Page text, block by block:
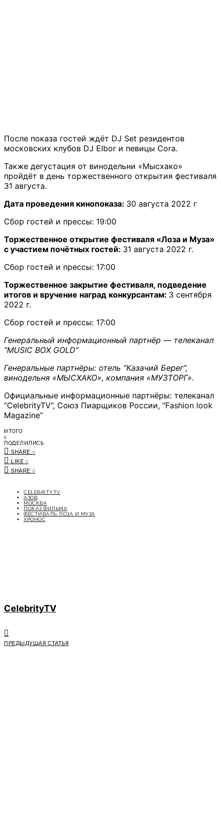
После показа гостей ждёт DJ Set резидентов
московских клубов DJ Elbor и певицы Cora.
Также дегустация от винодельни «Мысхако»
пройдёт в день торжественного открытия фестиваля
31 августа.
Дата проведения кинопоказа: 30 августа 2022 г
Сбор гостей и прессы: 19:00
Торжественное открытие фестиваля «Лоза и Муза»
с участием почётных гостей: 31 августа 2022 г.
Сбор гостей и прессы: 17:00
Торжественное закрытие фестиваля, подведение
итогов и вручение наград конкурсантам: 3 сентября
2022 г.
Сбор гостей и прессы: 17:00
Генеральный информационный партнёр — телеканал
“MUSIC BOX GOLD”
Генеральные партнёры: отель “Казачий Берег”,
винодельня «МЫСХАКО», компания «МУЗТОРГ».
Официальныe информационныe партнёры: телеканал
“CelebrityTV”, Союз Пиарщиков России, “Fashion look
Magazine”
ИТОГО
0
ПОДЕЛИЛИСЬ
SHARE 0
LIKE 0
SHARE 0
CELEBRITYTV
АЗОВ
МОСКВА
ПОКАЗ ФИЛЬМА
ФЕСТИВАЛЬ ЛОЗА И МУЗА
ХРОНОС
CelebrityTV
ПРЕДЫДУЩАЯ СТАТЬЯ